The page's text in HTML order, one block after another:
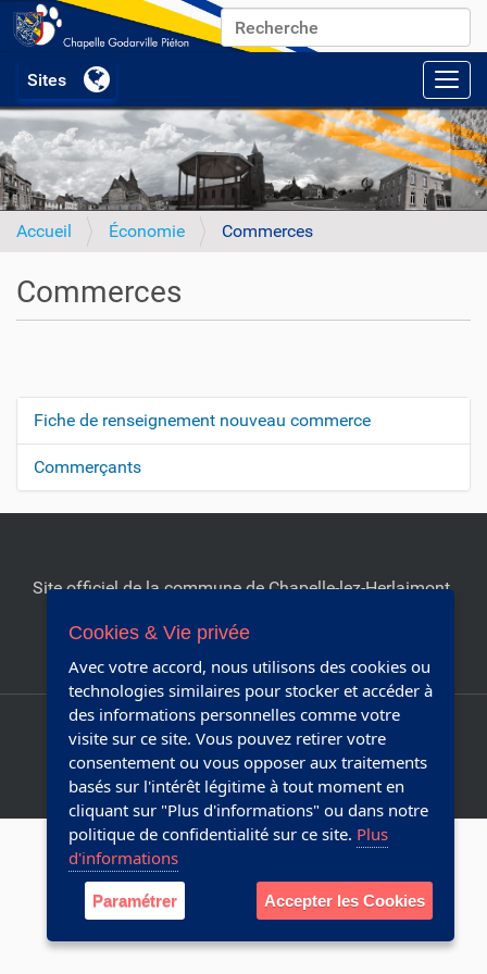
Chercher par
Recherche avancée…
Accueil Économie Commerces
Commerces
N
a
v
i
a
n
Fiche de renseignement nouveau commerce
Commerçants
Site officiel de la commune de Chapelle-lez-Herlaimont.
Réalisé avec Plone & Python
Plan du site Accessibilité
Webmaster
Cookies & Vie privée
Avec votre accord, nous utilisons des cookies ou
technologies similaires pour stocker et accéder à
des informations personnelles comme votre
visite sur ce site. Vous pouvez retirer votre
consentement ou vous opposer aux traitements
basés sur l'intérêt légitime à tout moment en
cliquant sur "Plus d'informations" ou dans notre
politique de confidentialité sur ce site. Plus
d'informations
Accepter les Cookies
Paramétrer